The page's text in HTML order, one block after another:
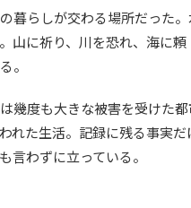
暮らしが交わる場所だった
山に祈り、川を恐れ、海に頼
。
幾度も大きな被害を受けた
れた生活。記録に残る事実だ
言わずに立っている。